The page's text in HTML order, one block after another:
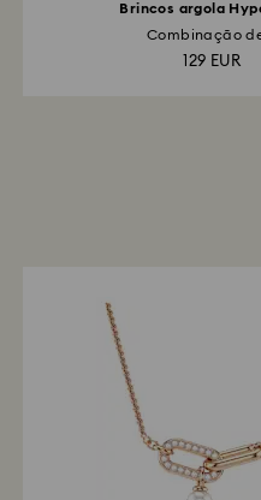
Brincos argola
Combinação
129 EUR